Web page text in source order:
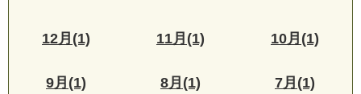
12月(1) 11月(1) 10月(1)
9月(1) 8月(1) 7月(1)